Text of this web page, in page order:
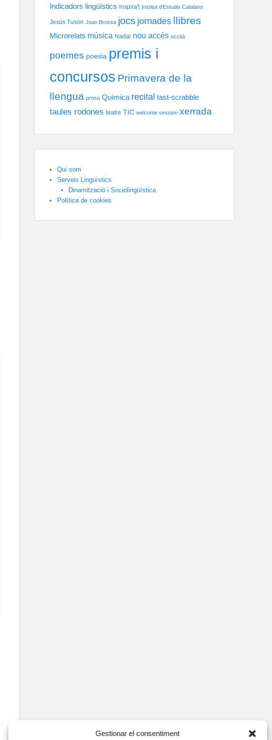
Gestionar el consentiment
Indicadors lingüístics inspira't Institut d'Estudis Catalans
Jesús Tusón Joan Brossa jocs jornades llibres
Microrelats música Nadal nou accés occità
poemes poesia premis i
concursos Primavera de la
llengua prosa Química recital tast-scrabble
taules rodones teatre TIC welcome session xerrada
Qui som
Serveis Lingüístics
Dinamització i Sociolingüística
Política de cookies